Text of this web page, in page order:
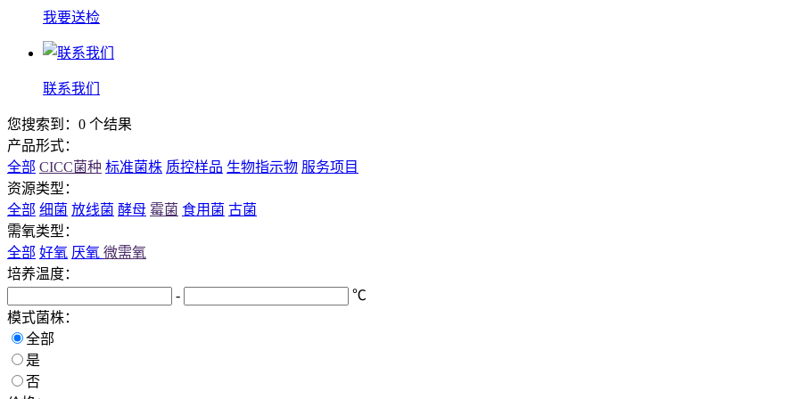
我要送检
联系我们
您搜索到：0 个结果
产品形式：
全部 CICC菌种 标准菌株 质控样品 生物指示物 服务项目
资源类型：
全部 细菌 放线菌 酵母 霉菌 食用菌 古菌
需氧类型：
全部 好氧 厌氧 微需氧
培养温度：
-
℃
模式菌株：
全部
是
否